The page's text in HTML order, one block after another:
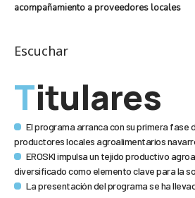
acompañamiento a proveedores locales
Escuchar
Titulares
El programa arranca con su primera fase
productores locales agroalimentarios
EROSKI impulsa un tejido productivo
diversificado como elemento clave para la
La presentación del programa se ha